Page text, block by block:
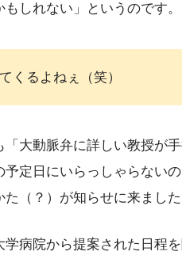
しれない」というのです。
くるよねぇ（笑）
「大動脈弁に詳しい教授が
予定日にいらっしゃらない
た（？）が知らせに来ました
学病院から提案された日程